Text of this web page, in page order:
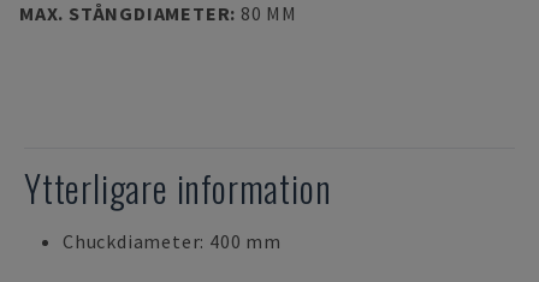
MAX. STÅNGDIAMETER: 80 MM
Ytterligare information
Chuckdiameter: 400 mm